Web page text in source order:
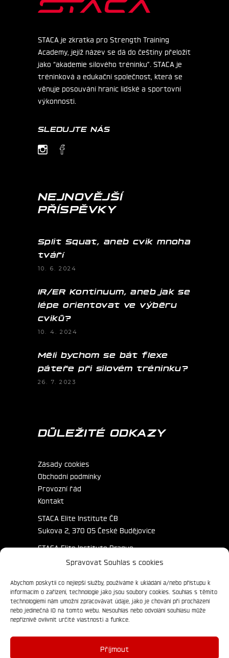
Spravovat Souhlas s cookies
Abychom poskytli co nejlepší služby, používáme k ukládání a/nebo přístupu k
informacím o zařízení, technologie jako jsou soubory cookies. Souhlas s těmito
technologiemi nám umožní zpracovávat údaje, jako je chování při procházení
nebo jedinečná ID na tomto webu. Nesouhlas nebo odvolání souhlasu může
nepříznivě ovlivnit určité vlastnosti a funkce.
Příjmout
STACA je zkratka pro Strength Training
Academy, jejíž název se dá do češtiny přeložit
jako “akademie silového tréninku”. STACA je
tréninková a edukační společnost, která se
věnuje posouvání hranic lidské a sportovní
výkonnosti.
SLEDUJTE NÁS
NEJNOVĚJŠÍ
PŘÍSPĚVKY
Split Squat, aneb cvik mnoha
tváří
10. 6. 2024
IR/ER Kontinuum, aneb jak se
lépe orientovat ve výběru
cviků?
10. 4. 2024
Měli bychom se bát flexe
páteře při silovém tréninku?
26. 7. 2023
DŮLEŽITÉ ODKAZY
Zásady cookies
Obchodní podmínky
Provozní řád
Kontakt
STACA Elite Institute ČB
Sukova 2, 370 05 České Budějovice
STACA Elite Institute Prague
Primátorská 172/3, 180 00 Praha